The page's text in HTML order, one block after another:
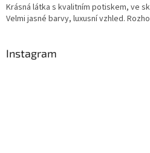
Krásná látka s kvalitním potiskem, ve
Velmi jasné barvy, luxusní vzhled.
Instagram